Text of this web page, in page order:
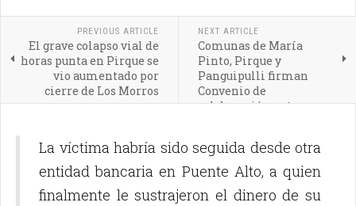
PREVIOUS ARTICLE
El grave colapso vial de
horas punta en Pirque se
vio aumentado por
cierre de Los Morros
NEXT ARTICLE
Comunas de María
Pinto, Pirque y
Panguipulli firman
Convenio de
colaboración entre
La víctima habría sido seguida desde otra
entidad bancaria en Puente Alto, a quien
finalmente le sustrajeron el dinero de su